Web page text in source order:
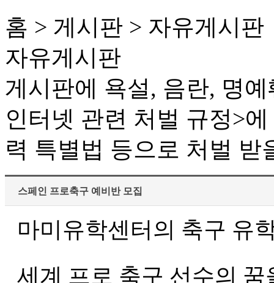
홈 > 게시판 > 자유게시판
자유게시판
게시판에 욕설, 음란, 명
인터넷 관련 처벌 규정>
력 특별법 등으로 처벌 받
스페인 프로축구 예비반 모집
마미유학센터의 축구 유
세계 프로 축구 선수의